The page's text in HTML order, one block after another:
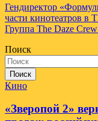
Навигация
по
Гендиректор
части кинотеатров в
Группа The Daze
Поиск
Поиск
Кино
«Зверопой 2»